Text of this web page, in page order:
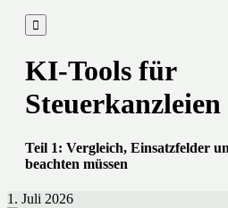

KI-Tools für
Steuerkanzleien
Teil 1: Vergleich, Einsatzfelder
beachten müssen
1. Juli 2026